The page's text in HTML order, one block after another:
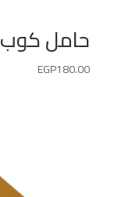
حامل كوب 9.4×9.4 cm بيج
EGP180.00